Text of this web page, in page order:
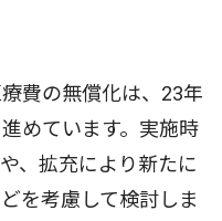
費の無償化は、23年
めています。実施時
、拡充により新たに
を考慮して検討しま